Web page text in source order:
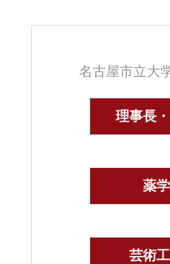
名古屋市立大
理事長
薬
芸術